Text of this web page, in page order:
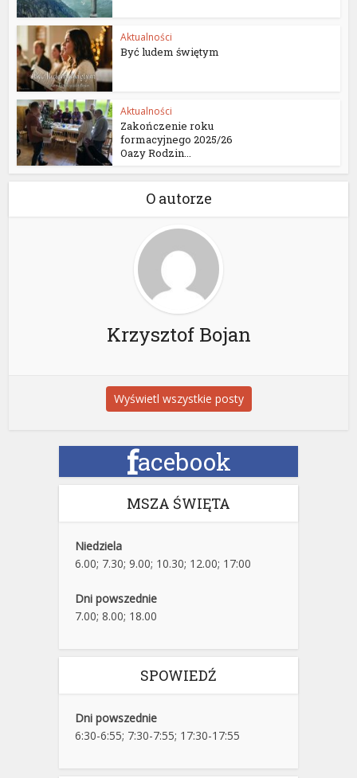
Aktualności
Być ludem świętym
Aktualności
Zakończenie roku
formacyjnego 2025/26
Oazy Rodzin...
O autorze
Krzysztof Bojan
Wyświetl wszystkie posty
facebook
MSZA ŚWIĘTA
Niedziela
6.00; 7.30; 9.00; 10.30; 12.00; 17:00
Dni powszednie
7.00; 8.00; 18.00
SPOWIEDŹ
Dni powszednie
6:30-6:55; 7:30-7:55; 17:30-17:55